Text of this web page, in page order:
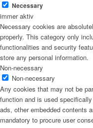
Necessary
immer aktiv
Necessary cookies are
properly. This category only
functionalities and security
store any personal information.
Non-necessary
Non-necessary
Any cookies that may not be
function and is used
ads, other embedded contents
mandatory to procure user